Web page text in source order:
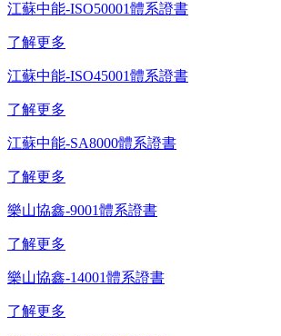
江蘇中能-ISO50001體系證書
了解更多
江蘇中能-ISO45001體系證書
了解更多
江蘇中能-SA8000體系證書
了解更多
樂山協鑫-9001體系證書
了解更多
樂山協鑫-14001體系證書
了解更多